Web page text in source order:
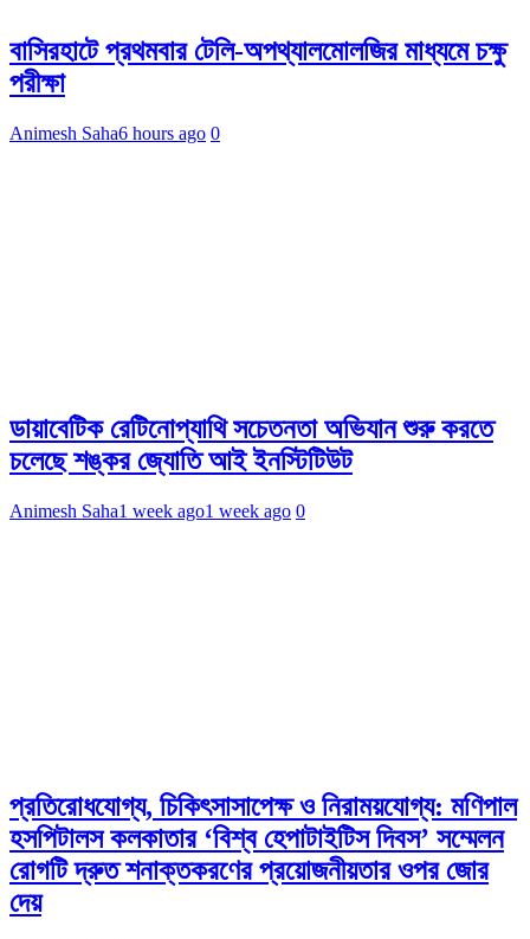
বাসিরহাটে প্রথমবার টেলি-অপথ্যালমোলজির মাধ্যমে চক্ষু
পরীক্ষা
Animesh Saha6 hours ago 0
ডায়াবেটিক রেটিনোপ্যাথি সচেতনতা অভিযান শুরু করতে
চলেছে শঙ্কর জ্যোতি আই ইনস্টিটিউট
Animesh Saha1 week ago1 week ago 0
প্রতিরোধযোগ্য, চিকিৎসাসাপেক্ষ ও নিরাময়যোগ্য: মণিপাল
হসপিটালস কলকাতার ‘বিশ্ব হেপাটাইটিস দিবস’ সম্মেলন
রোগটি দ্রুত শনাক্তকরণের প্রয়োজনীয়তার ওপর জোর
দেয়